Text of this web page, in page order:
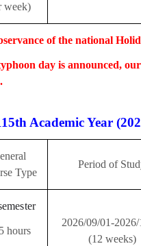
week)
of the national
day is announced,
Academic Year
Type
Period of
hours
2026/09/01-2026/
(12 weeks)